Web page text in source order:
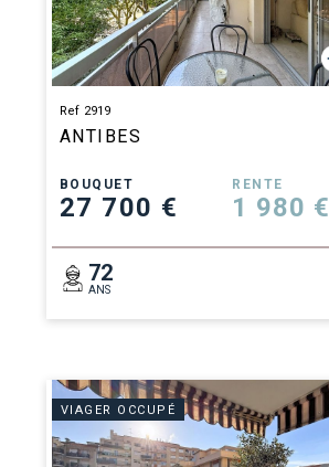
Ref 2919
ANTIBES
BOUQUET
27 700 €
RENTE
1 980 €
72
ANS
VIAGER OCCUPÉ